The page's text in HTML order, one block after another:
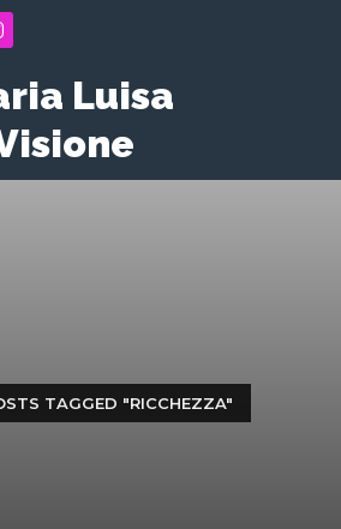
Luisa
TAGGED "RICCHEZZA"